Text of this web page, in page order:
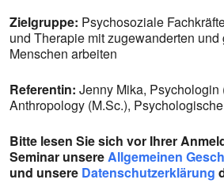
Zielgruppe: Psychosoziale
und Therapie mit zugewanderten und
Menschen arbeiten
Referentin: Jenny Mika, Psychologin
Anthropology (M.Sc.),
Bitte lesen Sie sich vor Ihrer
Seminar unsere Allgemeinen
und unsere Datenschutzerklärung